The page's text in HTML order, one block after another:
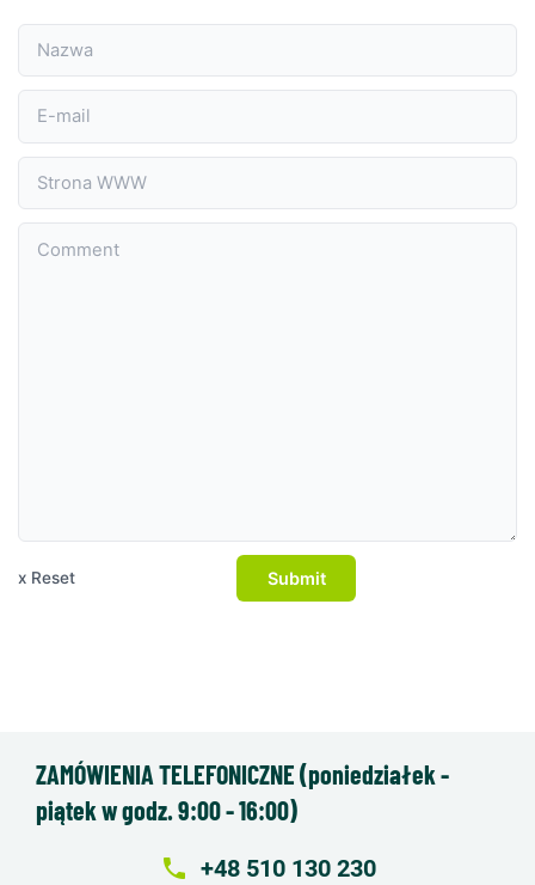
x Reset Submit
ZAMÓWIENIA TELEFONICZNE (poniedziałek -
piątek w godz. 9:00 - 16:00)
local_phone +48 510 130 230